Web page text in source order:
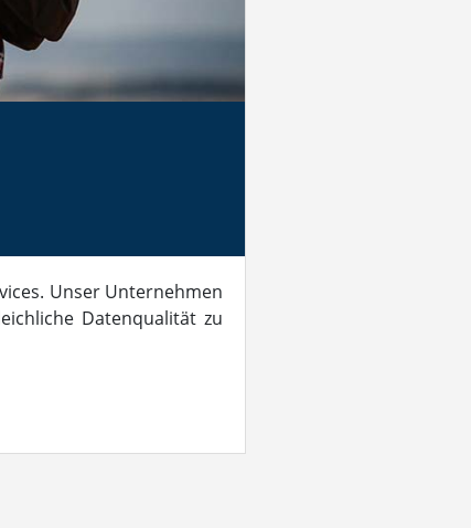
Unser Unternehmen
Datenqualität zu